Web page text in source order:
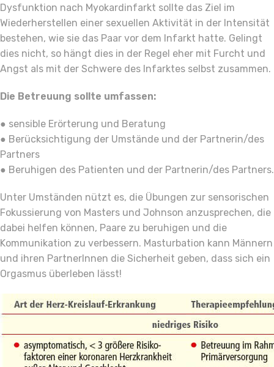
Dysfunktion nach Myokardinfarkt sollte das Ziel im
Wiederherstellen einer sexuellen Aktivität in der Intensität
bestehen, wie sie das Paar vor dem Infarkt hatte. Gelingt
dies nicht, so hängt dies in der Regel eher mit Furcht und
Angst als mit der Schwere des Infarktes selbst zusammen.
Die Betreuung sollte umfassen:
● sensible Erörterung und Beratung
● Berücksichtigung der Umstände und der Partnerin/des
Partners
● Beruhigen des Patienten und der Partnerin/des Partners.
Unter Umständen nützt es, die Übungen zur sensorischen
Fokussierung von Masters und Johnson anzusprechen, die
dabei helfen können, Paare zu beruhigen und die
Kommunikation zu verbessern. Masturbation kann Männern
und ihren PartnerInnen die Sicherheit geben, dass sich ein
Orgasmus überleben lässt!